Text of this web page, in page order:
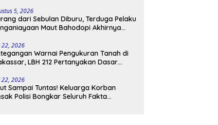
5, 2026
dari Sebulan Diburu, Terduga Pelaku
Maut Bahodopi Akhirnya
22, 2026
Warnai Pengukuran Tanah di
LBH 212 Pertanyakan Dasar
22, 2026
Sampai Tuntas! Keluarga Korban
Polisi Bongkar Seluruh Fakta